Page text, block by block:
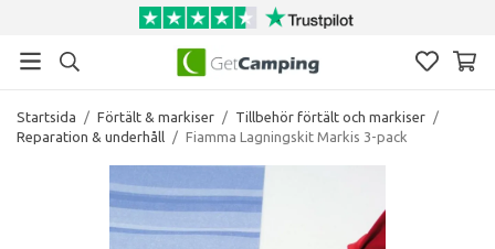
Startsida / Förtält & markiser / Tillbehör förtält och markiser /
Reparation & underhåll / Fiamma Lagningskit Markis 3-pack